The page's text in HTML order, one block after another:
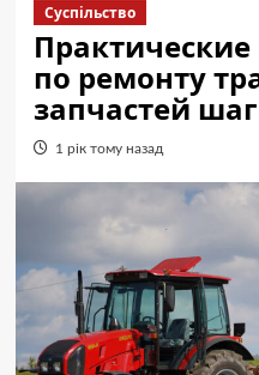
Суспільство
по ремонту
запчастей
1 рік тому назад